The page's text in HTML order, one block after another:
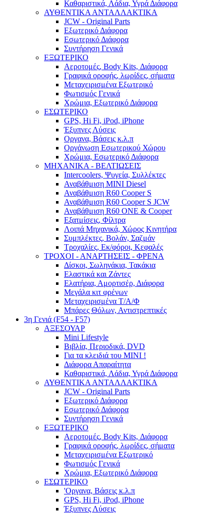
Καθαριστικά, Λάδια, Υγρά Διάφορα
ΑΥΘΕΝΤΙΚΑ ΑΝΤΑΛΛΑΚΤΙΚΑ
JCW - Original Parts
Εξωτερικό Διάφορα
Εσωτερικό Διάφορα
Συντήρηση Γενικά
ΕΞΩΤΕΡΙΚΟ
Αεροτομές, Body Kits, Διάφορα
Γραφικά οροφής, λωρίδες, σήματα
Μεταχειρισμένα Εξωτερικό
Φωτισμός Γενικά
Χρώμια, Εξωτερικό Διάφορα
ΕΣΩΤΕΡΙΚΟ
GPS, Hi Fi, iPod, iPhone
Έξυπνες Λύσεις
Οργανα, Βάσεις κ.λ.π
Οργάνωση Εσωτερικού Χώρου
Χρώμια, Εσωτερικό Διάφορα
ΜΗΧΑΝΙΚΑ - ΒΕΛΤΙΩΣΕΙΣ
Intercoolers, Ψυγεία, Συλλέκτες
Αναβάθμιση MINI Diesel
Αναβάθμιση R60 Cooper S
Αναβάθμιση R60 Cooper S JCW
Αναβάθμιση R60 ONE & Cooper
Εξατμίσεις, Φίλτρα
Λοιπά Μηχανικά, Χώρος Κινητήρα
Συμπλέκτες, Βολάν, Σαζμάν
Τροχαλίες, Εκ/φόροι, Κεφαλές
ΤΡΟΧΟΙ - ΑΝΑΡΤΗΣΕΙΣ - ΦΡΕΝΑ
Δίσκοι, Σωληνάκια, Τακάκια
Ελαστικά και Ζάντες
Ελατήρια, Αμορτισέρ, Διάφορα
Μεγάλα κιτ φρένων
Μεταχειρισμένα Τ/Α/Φ
Μπάρες Θόλων, Αντιστρεπτικές
3η Γενιά (F54 - F57)
ΑΞΕΣΟΥΑΡ
Mini Lifestyle
Βιβλία, Περιοδικά, DVD
Για τα κλειδιά του MINI !
Διάφορα Απαραίτητα
Καθαριστικά, Λάδια, Υγρά Διάφορα
ΑΥΘΕΝΤΙΚΑ ΑΝΤΑΛΛΑΚΤΙΚΑ
JCW - Original Parts
Εξωτερικό Διάφορα
Εσωτερικό Διάφορα
Συντήρηση Γενικά
ΕΞΩΤΕΡΙΚΟ
Αεροτομές, Body Kits, Διάφορα
Γραφικά οροφής, λωρίδες, σήματα
Μεταχειρισμένα Εξωτερικό
Φωτισμός Γενικά
Χρώμια, Εξωτερικό Διάφορα
ΕΣΩΤΕΡΙΚΟ
'Οργανα, Βάσεις κ.λ.π
GPS, Hi Fi, iPod, iPhone
Έξυπνες Λύσεις